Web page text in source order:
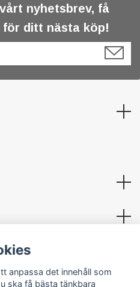
nyhetsbrev, få
för ditt nästa köp!
anpassa det innehåll som
ska få bästa tänkbara